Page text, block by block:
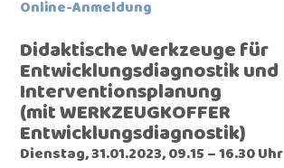
Online-Anmeldung
Didaktische Werkzeuge für
Entwicklungsdiagnostik und
Interventionsplanung
(mit WERKZEUGKOFFER
Entwicklungsdiagnostik)
Dienstag, 31.01.2023, 09.15 – 16.30 Uhr